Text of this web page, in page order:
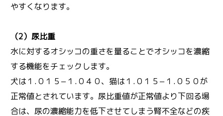
やすくなります。
（2）尿比重
水に対するオシッコの重さを量ることでオシッコを濃縮
する機能をチェックします。
犬は１.０１５−１.０４０、猫は１.０１５−１.０５０が
正常値とされています。尿比重値が正常値より下回る場
合は、尿の濃縮能力を低下させてしまう腎不全などの疾